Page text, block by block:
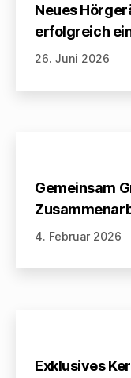
Neues
erfolgreich
26. Juni 2026
Gemeinsam
4. Februar 2026
Exklusives